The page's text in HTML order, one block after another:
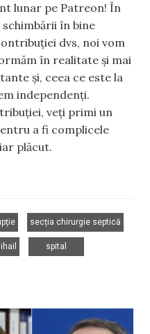
lunar pe Patreon! În
în bine
dvs, noi vom
în realitate și mai
și, ceea ce este la
independenți.
veți primi un
a fi complicele
plăcut.
secția chirurgie septică
spital